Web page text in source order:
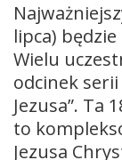
lipca)
Wielu
odcinek
Jezusa”. Ta
to
Jezusa